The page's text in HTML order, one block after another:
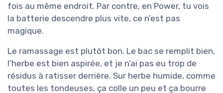
fois au même endroit. Par contre, en Power, tu vois
la batterie descendre plus vite, ce n’est pas
magique.
Le ramassage est plutôt bon. Le bac se remplit bien,
l’herbe est bien aspirée, et je n’ai pas eu trop de
résidus à ratisser derrière. Sur herbe humide, comme
toutes les tondeuses, ça colle un peu et ça bourre